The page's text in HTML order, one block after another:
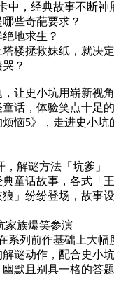
中，经典故事不断神
些奇葩要求？
地求生？
楼拯救妹纸，就决
？
让史小坑用崭新视
童话，体验笑点十足
恼5》，走进史小坑
解谜方法「坑爹」
童话故事，各式「
」纷纷登场，故事
家族爆笑参演
系列前作基础上大
谜动作，配合史小
默且别具一格的答题